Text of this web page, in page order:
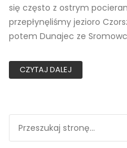
się często z ostrym
przepłynęliśmy jezioro
potem Dunajec ze
CZYTAJ DALEJ